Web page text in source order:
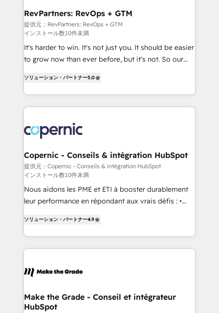
built for the work.
marketing campaigns, & RevOps frameworks that
fuel long-term success We connect the entire
customer lifecycle through seamless integrations,
ensure long-term adoption with change-
management programs, and align marketing, sales,
HubSpot accreditations and experience across
hundreds of organizations in dozens of industries,
there’s a good chance one of our globally integrated
explore whether S2 is the partner you’ve been
looking for...and get your next big initiative moving!
RevPartners: RevOps + GTM
提供元：RevPartners: RevOps + GTM
インストール数10件未満
It's harder to win. It's not just you. It should be easier
to grow now than ever before, but it's not. So our
revenue number. We do that by bridging the gap
where agencies fail: combining GTM strategy with
technical execution to solve the right problem at the
implement your CRM. We engineer revenue
outcomes for the GTM owner on HubSpot. We Build
Different Because We're Built Different: - Secure:
Soc2 compliant 🛡️ - Onboarding: Implementations
starting from $1,5k - Clay: Elite Studio Solutions
Partner 🤝 - Global: 75+ RPers across five continents
🌐 - Scale: Largest organically grown & fastest tiering
implementations than any other Partner 💻 -
Salesforce: We convert SFDC addicts to HubSpot
evangelists 🧡 Don't pick a marketing or technical
yours. Start winning.
ソリューション・パートナー5.0
Copernic - Conseils & intégration HubSpot
提供元：Copernic - Conseils & intégration HubSpot
インストール数10件未満
Nous aidons les PME et ETI à booster durablement
leur performance en répondant aux vrais défis : •
téléphonie, etc.) • Alignement des équipes grâce à un
outil et des données partagées • Amélioration de la
collecte et de l’analyse des données pour des
de la productivité des équipes Notre équipe de 30
avec un engagement total, alignant processus
métiers et technologie, et guidant vos équipes à
ソリューション・パートナー4.9
Make the Grade - Conseil et intégrateur
HubSpot